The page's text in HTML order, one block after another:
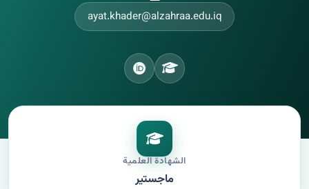
ayat.khader@alzahraa.edu.iq
الشهادة العلمية
ماجستير